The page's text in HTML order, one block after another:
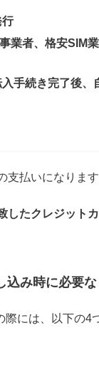
行
業者、格安SIM
手続き完了後、
支払いになります
したクレジット
込み時に必要
際には、以下の4